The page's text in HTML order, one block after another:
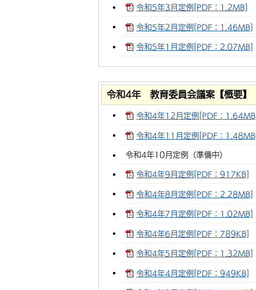
令和5年3月定例[PDF：1.2MB]
令和5年2月定例[PDF：1.46MB]
令和5年1月定例[PDF：2.07MB]
令和4年 教育委員会議案【概要】
令和4年12月定例[PDF：1.64MB]
令和4年11月定例[PDF：1.48MB]
令和4年10月定例（準備中）
令和4年9月定例[PDF：917KB]
令和4年8月定例[PDF：2.28MB]
令和4年7月定例[PDF：1.02MB]
令和4年6月定例[PDF：789KB]
令和4年5月定例[PDF：1.32MB]
令和4年4月定例[PDF：949KB]